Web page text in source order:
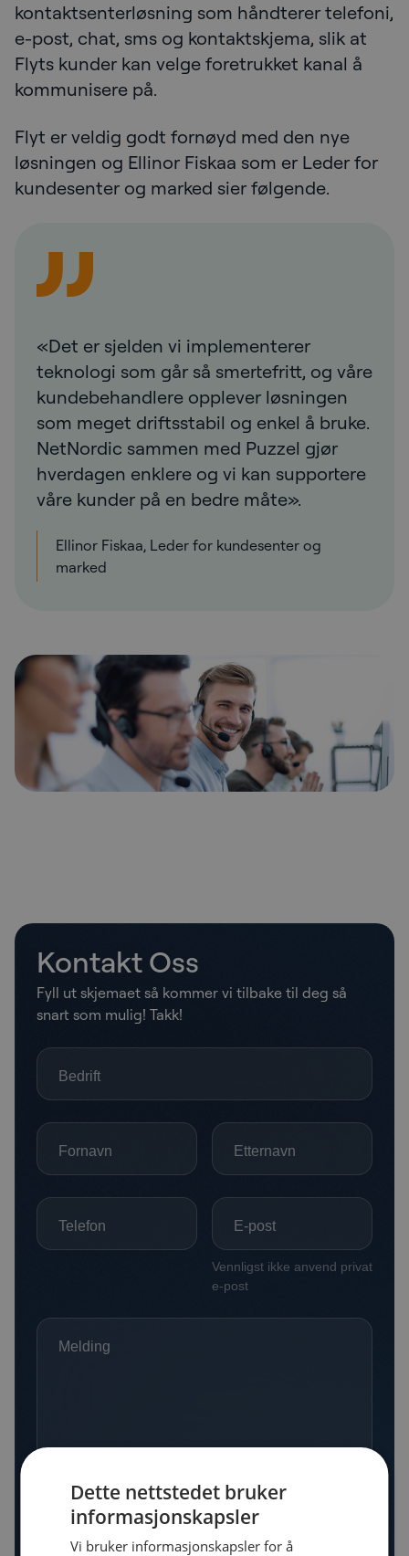
kontaktsenterløsning som håndterer telefoni,
e-post, chat, sms og kontaktskjema, slik at
Flyts kunder kan velge foretrukket kanal å
kommunisere på.
Flyt er veldig godt fornøyd med den nye
løsningen og Ellinor Fiskaa som er Leder for
kundesenter og marked sier følgende.
«Det er sjelden vi implementerer
teknologi som går så smertefritt, og våre
kundebehandlere opplever løsningen
som meget driftsstabil og enkel å bruke.
NetNordic sammen med Puzzel gjør
hverdagen enklere og vi kan supportere
våre kunder på en bedre måte».
Ellinor Fiskaa, Leder for kundesenter og
marked
Kontakt Oss
Fyll ut skjemaet så kommer vi tilbake til deg så
snart som mulig! Takk!
Dette nettstedet bruker
informasjonskapsler
Vi bruker informasjonskapsler for å